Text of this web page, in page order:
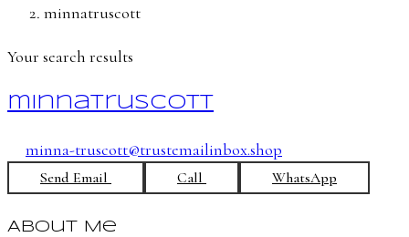
minnatruscott
Your search results
minnatruscott
minna-truscott@trustemailinbox.shop
Send Email Call WhatsApp
About Me